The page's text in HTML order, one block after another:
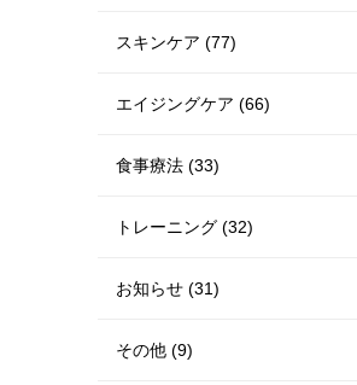
スキンケア (77)
エイジングケア (66)
食事療法 (33)
トレーニング (32)
お知らせ (31)
その他 (9)